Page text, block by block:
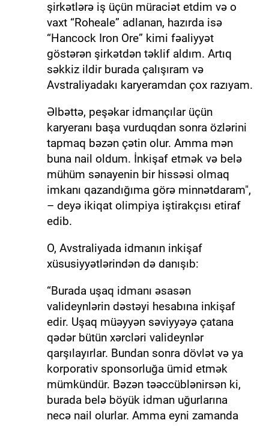
şirkətlərə iş üçün müraciət etdim və o
vaxt “Roheale” adlanan, hazırda isə
“Hancock Iron Ore” kimi fəaliyyət
göstərən şirkətdən təklif aldım. Artıq
səkkiz ildir burada çalışıram və
Avstraliyadakı karyeramdan çox razıyam.
Əlbəttə, peşəkar idmançılar üçün
karyeranı başa vurduqdan sonra özlərini
tapmaq bəzən çətin olur. Amma mən
buna nail oldum. İnkişaf etmək və belə
mühüm sənayenin bir hissəsi olmaq
imkanı qazandığıma görə minnətdaram",
– deyə ikiqat olimpiya iştirakçısı etiraf
edib.
O, Avstraliyada idmanın inkişaf
xüsusiyyətlərindən də danışıb:
“Burada uşaq idmanı əsasən
valideynlərin dəstəyi hesabına inkişaf
edir. Uşaq müəyyən səviyyəyə çatana
qədər bütün xərcləri valideynlər
qarşılayırlar. Bundan sonra dövlət və ya
korporativ sponsorluğa ümid etmək
mümkündür. Bəzən təəccüblənirsən ki,
burada belə böyük idman uğurlarına
necə nail olurlar. Amma eyni zamanda